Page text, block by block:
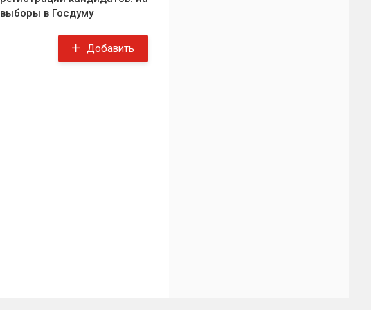
выборы в Госдуму
Добавить